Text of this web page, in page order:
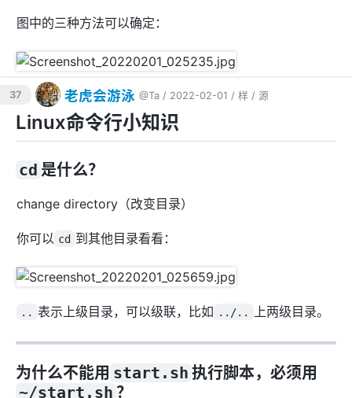
图中的三种方法可以确定：
37 老虎会游泳 @Ta / 2022-02-01 / 样 / 源
Linux命令行小知识
cd 是什么？
change directory（改变目录）
你可以 cd 到其他目录看看：
.. 表示上级目录，可以级联，比如 ../.. 上两级目录。
为什么不能用 start.sh 执行脚本，必须用
~/start.sh ？